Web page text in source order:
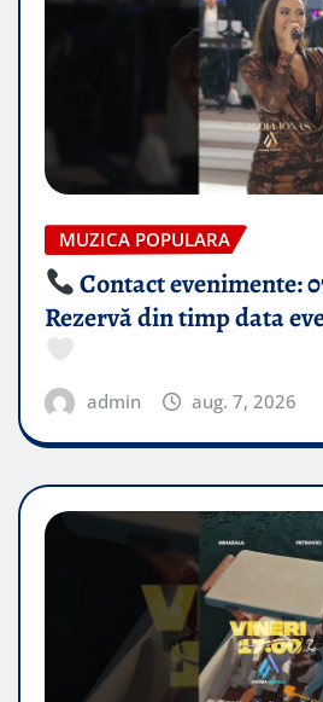
MUZICA POPULARA
Contact evenimente:
Rezervă din timp data
admin aug. 7, 2026